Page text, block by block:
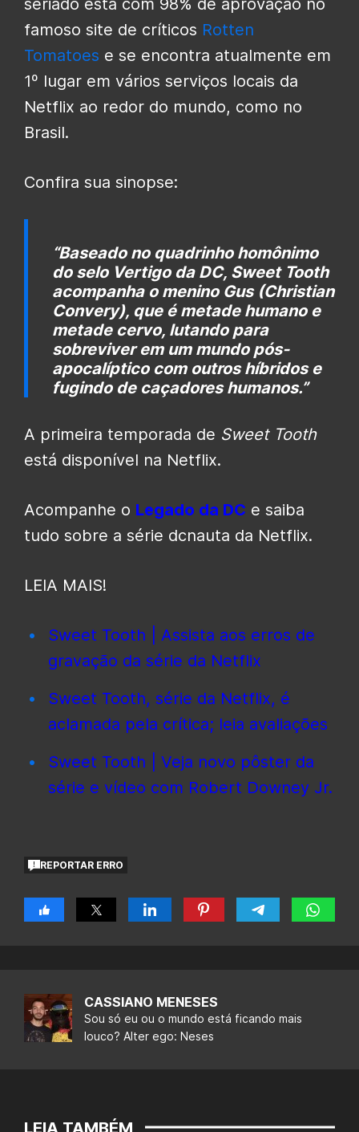
seriado está com 98% de aprovação no
famoso site de críticos Rotten
Tomatoes e se encontra atualmente em
1º lugar em vários serviços locais da
Netflix ao redor do mundo, como no
Brasil.
Confira sua sinopse:
“Baseado no quadrinho homônimo
do selo Vertigo da DC, Sweet Tooth
acompanha o menino Gus (Christian
Convery), que é metade humano e
metade cervo, lutando para
sobreviver em um mundo pós-
apocalíptico com outros híbridos e
fugindo de caçadores humanos.”
A primeira temporada de Sweet Tooth
está disponível na Netflix.
Acompanhe o Legado da DC e saiba
tudo sobre a série dcnauta da Netflix.
LEIA MAIS!
Sweet Tooth | Assista aos erros de
gravação da série da Netflix
Sweet Tooth, série da Netflix, é
aclamada pela crítica; leia avaliações
Sweet Tooth | Veja novo pôster da
série e vídeo com Robert Downey Jr.
REPORTAR ERRO
CASSIANO MENESES
Sou só eu ou o mundo está ficando mais
louco? Alter ego: Neses
LEIA TAMBÉM